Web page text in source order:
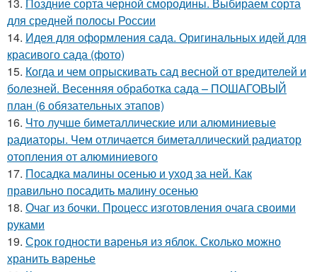
для средней полосы России
14. Идея для оформления сада. Оригинальных идей для
красивого сада (фото)
15. Когда и чем опрыскивать сад весной от вредителей и
болезней. Весенняя обработка сада – ПОШАГОВЫЙ
план (6 обязательных этапов)
16. Что лучше биметаллические или алюминиевые
радиаторы. Чем отличается биметаллический радиатор
отопления от алюминиевого
17. Посадка малины осенью и уход за ней. Как
правильно посадить малину осенью
18. Очаг из бочки. Процесс изготовления очага своими
руками
19. Срок годности варенья из яблок. Сколько можно
хранить варенье